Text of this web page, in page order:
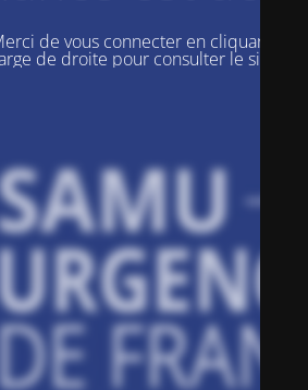
de vous connecter en cliquant sur
de droite pour consulter le site.